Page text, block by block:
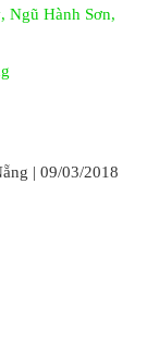
Ngũ Hành Sơn,
| 09/03/2018